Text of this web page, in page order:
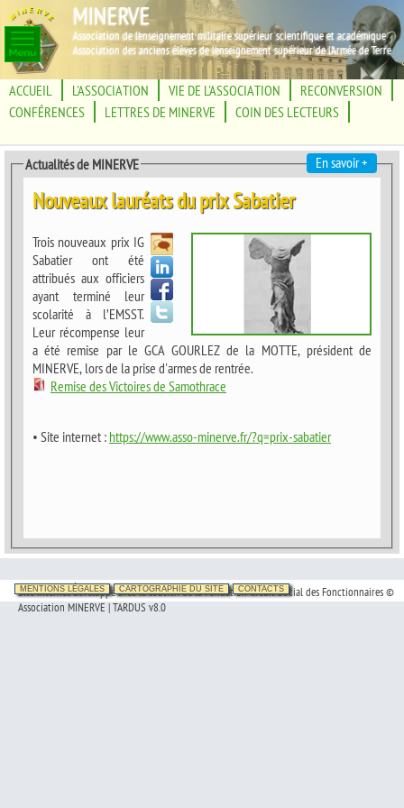
En savoir +
Association de l'enseignement militaire supérieur scientifique et académique
Association des anciens élèves de l'enseignement supérieur de l'Armée de Terre
MINERVE
ACCUEIL L'ASSOCIATION VIE DE L'ASSOCIATION
RECONVERSION
CONFÉRENCES
LETTRES DE MINERVE COIN DES LECTEURS
Actualités de MINERVE
Nouveaux lauréats du prix Sabatier
Trois nouveaux prix IG
Sabatier ont été
attribués aux officiers
ayant terminé leur
scolarité à l’EMSST.
Leur récompense leur
a été remise par le GCA GOURLEZ de la MOTTE, président de
MINERVE, lors de la prise d'armes de rentrée.
Remise des Victoires de Samothrace
• Site internet : https://www.asso-minerve.fr/?q=prix-sabatier
MENTIONS LÉGALES CARTOGRAPHIE DU SITE CONTACTS
Site Internet développé avec le soutien de la Fondation Crédit Social des Fonctionnaires ©
Association MINERVE | TARDUS v8.0